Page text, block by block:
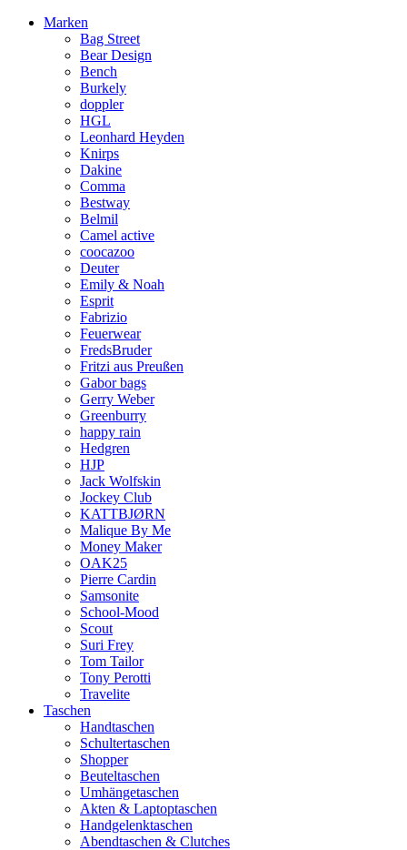
Marken
Bag Street
Bear Design
Bench
Burkely
doppler
HGL
Leonhard Heyden
Knirps
Dakine
Comma
Bestway
Belmil
Camel active
coocazoo
Deuter
Emily & Noah
Esprit
Fabrizio
Feuerwear
FredsBruder
Fritzi aus Preußen
Gabor bags
Gerry Weber
Greenburry
happy rain
Hedgren
HJP
Jack Wolfskin
Jockey Club
KATTBJØRN
Malique By Me
Money Maker
OAK25
Pierre Cardin
Samsonite
School-Mood
Scout
Suri Frey
Tom Tailor
Tony Perotti
Travelite
Taschen
Handtaschen
Schultertaschen
Shopper
Beuteltaschen
Umhängetaschen
Akten & Laptoptaschen
Handgelenktaschen
Abendtaschen & Clutches